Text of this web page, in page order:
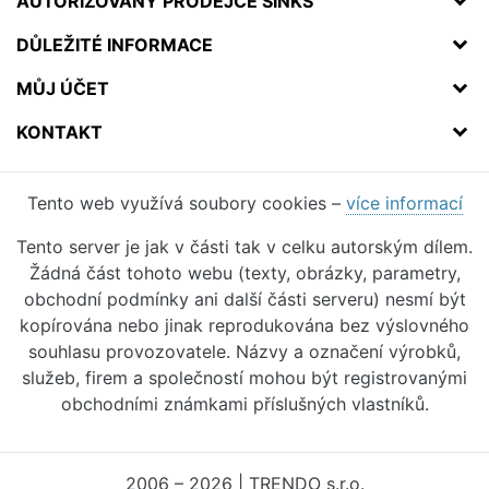
DŮLEŽITÉ INFORMACE
MŮJ ÚČET
KONTAKT
Tento web využívá soubory cookies – více informací
Tento server je jak v části tak v celku autorským dílem.
Žádná část tohoto webu (texty, obrázky, parametry,
obchodní podmínky ani další části serveru) nesmí být
kopírována nebo jinak reprodukována bez výslovného
souhlasu provozovatele. Názvy a označení výrobků,
služeb, firem a společností mohou být registrovanými
obchodními známkami příslušných vlastníků.
2006 – 2026 | TRENDO s.r.o.